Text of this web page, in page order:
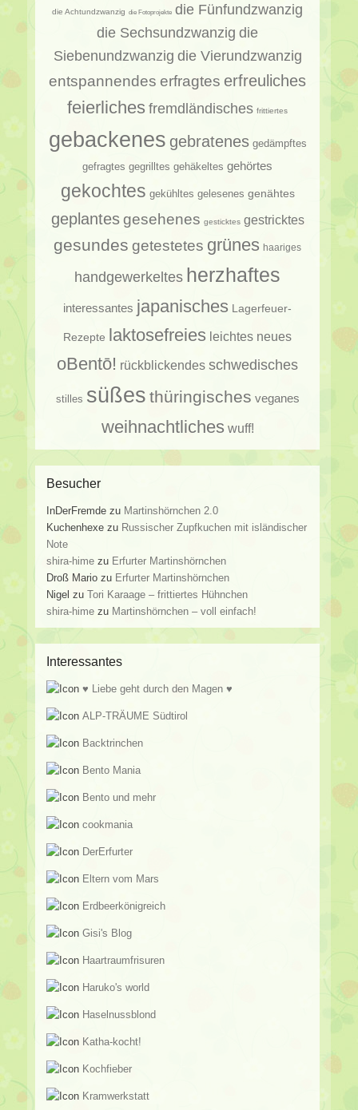
die Achtundzwanzig die Fotoprojekte die Fünfundzwanzig
die Sechsundzwanzig die
Siebenundzwanzig die Vierundzwanzig
entspannendes erfragtes erfreuliches
feierliches fremdländisches frittiertes
gebackenes gebratenes gedämpftes
gefragtes gegrilltes gehäkeltes gehörtes
gekochtes gekühltes gelesenes genähtes
geplantesgesehenes gesticktes gestricktes
gesundes getestetes grünes haariges
handgewerkeltes herzhaftes
interessantes japanisches Lagerfeuer-
Rezepte laktosefreies leichtes neues
oBentō! rückblickendes schwedisches
stilles süßes thüringisches veganes
weihnachtliches wuff!
Besucher
InDerFremde zu Martinshörnchen 2.0
Kuchenhexe zu Russischer Zupfkuchen mit isländischer
Note
shira-hime zu Erfurter Martinshörnchen
Droß Mario zu Erfurter Martinshörnchen
Nigel zuTori Karaage – frittiertes Hühnchen
shira-hime zu Martinshörnchen – voll einfach!
Interessantes
♥ Liebe geht durch den Magen ♥
ALP-TRÄUME Südtirol
Backtrinchen
Bento Mania
Bento und mehr
cookmania
DerErfurter
Eltern vom Mars
Erdbeerkönigreich
Gisi's Blog
Haartraumfrisuren
Haruko's world
Haselnussblond
Katha-kocht!
Kochfieber
Kramwerkstatt